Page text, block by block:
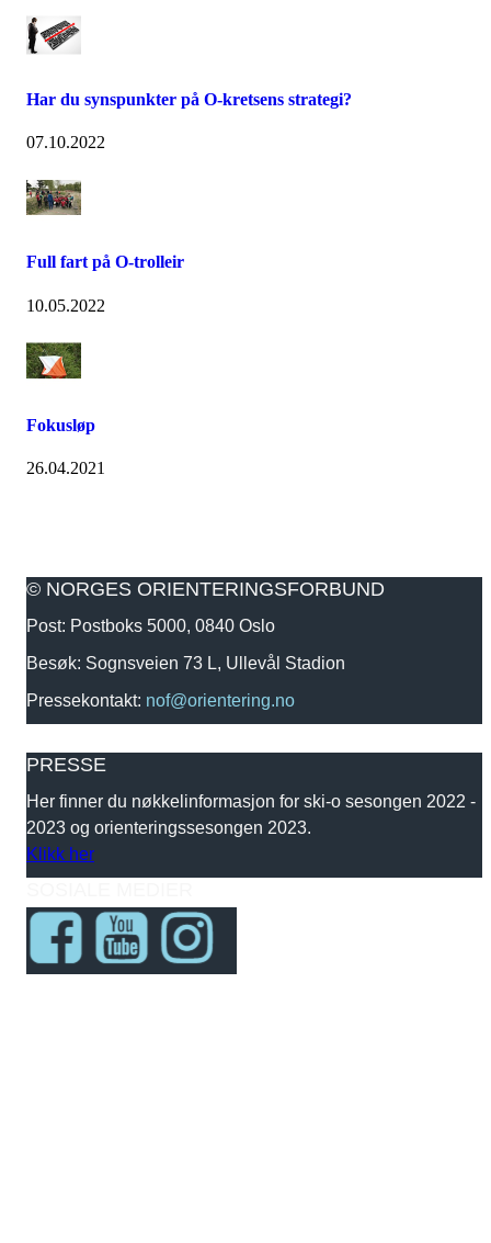
Har du synspunkter på O-kretsens strategi?
07.10.2022
Full fart på O-trolleir
10.05.2022
Fokusløp
26.04.2021
© NORGES ORIENTERINGSFORBUND
Post: Postboks 5000, 0840 Oslo
Besøk: Sognsveien 73 L, Ullevål Stadion
Pressekontakt: nof@orientering.no
PRESSE
Her finner du nøkkelinformasjon for ski-o sesongen 2022 -
2023 og orienteringssesongen 2023.
Klikk her